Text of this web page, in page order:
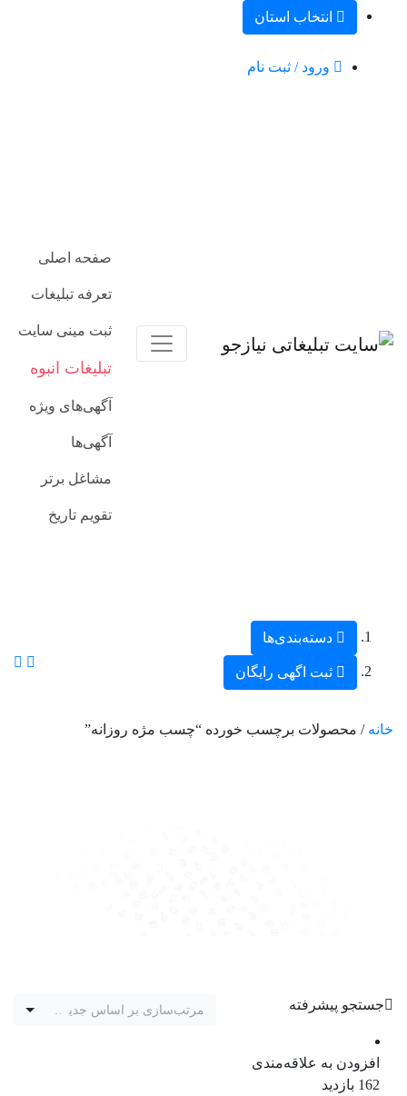
ورود / ثبت نام
صفحه اصلی
تعرفه تبلیغات
ثبت مینی سایت
تبلیغات انبوه
آگهی‌های ویژه
آگهی‌ها
مشاغل برتر
تقویم تاریخ
دسته‌بندی‌ها
ثبت اگهی رایگان
خانه / محصولات برچسب خورده “چسب مژه روزانه”
مرتب‌سازی بر اساس جدیدترین جستجو پیشرفته
افزودن به علاقه‌مندی
162 بازدید